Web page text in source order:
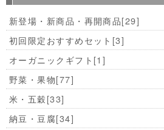
新登場・新商品・再開商品[29]
初回限定おすすめセット [3]
オーガニックギフト [1]
野菜・果物[77]
米・五穀[33]
納豆・豆腐[34]